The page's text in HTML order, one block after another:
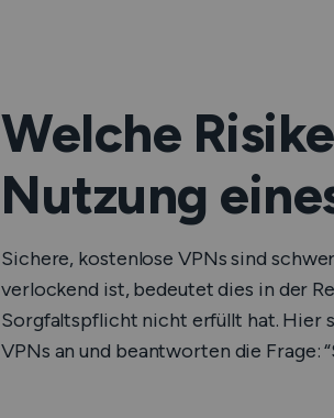
Welche
Nutzung
Sichere, kostenlose VPNs sind
verlockend ist, bedeutet dies in der
Sorgfaltspflicht nicht erfüllt hat. Hier
VPNs an und beantworten die Frage: